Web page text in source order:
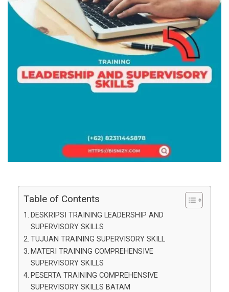
Table of Contents
DESKRIPSI TRAINING LEADERSHIP AND
SUPERVISORY SKILLS
TUJUAN TRAINING SUPERVISORY SKILL
MATERI TRAINING COMPREHENSIVE
SUPERVISORY SKILLS
PESERTA TRAINING COMPREHENSIVE
SUPERVISORY SKILLS BATAM